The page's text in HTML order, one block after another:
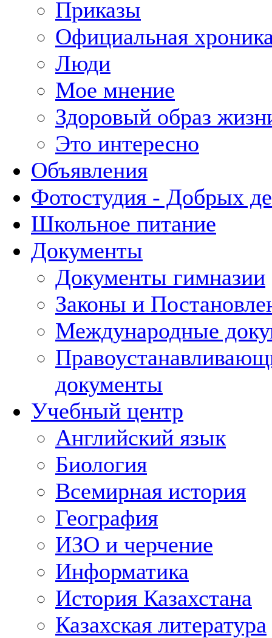
Приказы
Официальная
Люди
Мое мнение
Здоровый образ
Это интересно
Объявления
Фотостудия - Добрых
Школьное питание
Документы
Документы гимназии
Законы и
Международные
документы
Учебный центр
Английский язык
Биология
Всемирная история
География
ИЗО и черчение
Информатика
История Казахстана
Казахская литература